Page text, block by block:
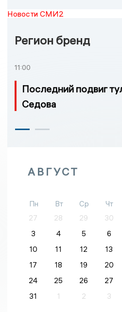
Новости СМИ2
Регион бренд
11:00
Последний подвиг
Седова
АВГУСТ
Пн Вт Ср Чт
27
28 29 30
3
4 5 6
10
11 12 13
17
18 19 20
24
25 26 27
31
1 2 3